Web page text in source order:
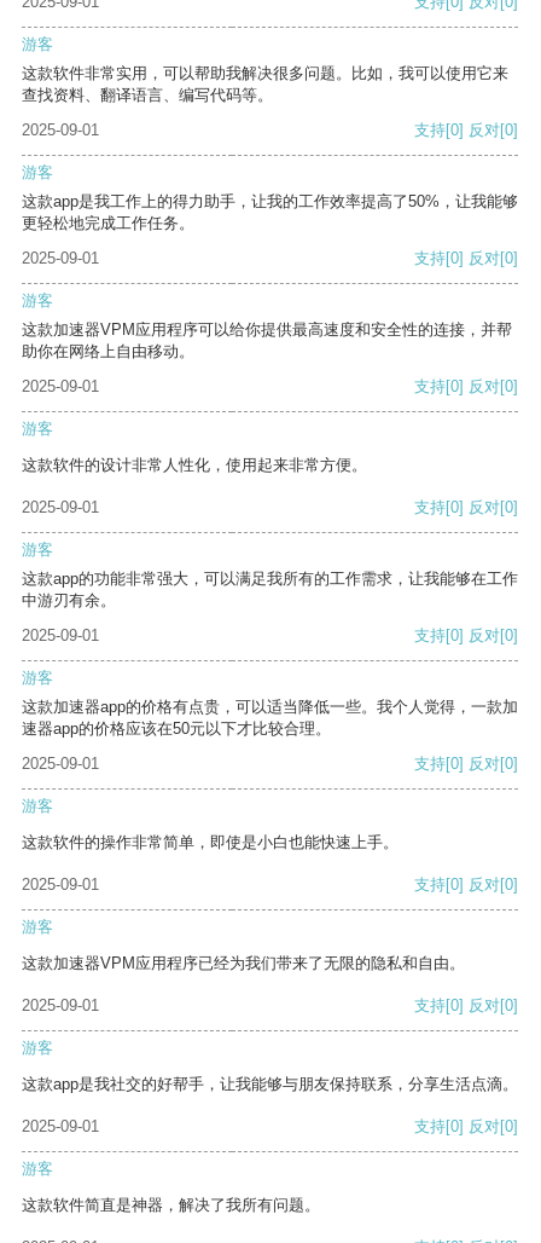
游客
这款软件非常实用，可以帮助我解决很多问题。比如，我可以使用它来
查找资料、翻译语言、编写代码等。
2025-09-01
支持[0] 反对[0]
游客
这款app是我工作上的得力助手，让我的工作效率提高了50%，让我能够
更轻松地完成工作任务。
2025-09-01
支持[0] 反对[0]
游客
这款加速器VPM应用程序可以给你提供最高速度和安全性的连接，并帮
助你在网络上自由移动。
2025-09-01
支持[0] 反对[0]
游客
这款软件的设计非常人性化，使用起来非常方便。
2025-09-01 支持[0] 反对[0]
游客
这款app的功能非常强大，可以满足我所有的工作需求，让我能够在工作
中游刃有余。
2025-09-01
支持[0] 反对[0]
游客
这款加速器app的价格有点贵，可以适当降低一些。我个人觉得，一款加
速器app的价格应该在50元以下才比较合理。
2025-09-01
支持[0] 反对[0]
游客
这款软件的操作非常简单，即使是小白也能快速上手。
2025-09-01 支持[0] 反对[0]
游客
这款加速器VPM应用程序已经为我们带来了无限的隐私和自由。
2025-09-01 支持[0] 反对[0]
游客
这款app是我社交的好帮手，让我能够与朋友保持联系，分享生活点滴。
2025-09-01 支持[0] 反对[0]
游客
这款软件简直是神器，解决了我所有问题。